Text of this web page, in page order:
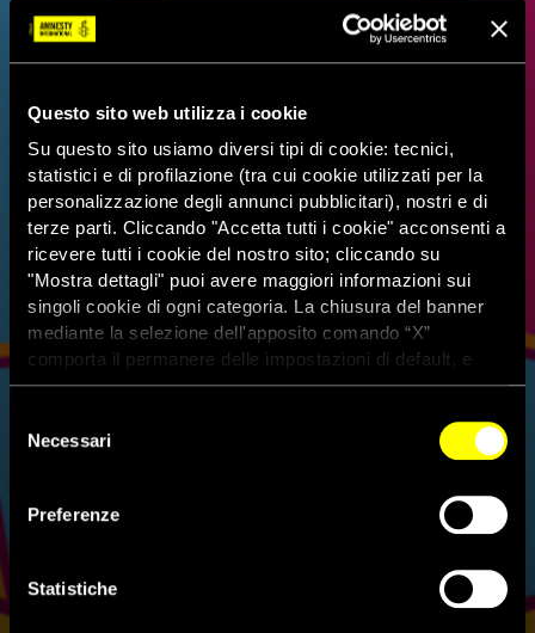
Questo sito web utilizza i cookie
Su questo sito usiamo diversi tipi di cookie: tecnici,
statistici e di profilazione (tra cui cookie utilizzati per la
personalizzazione degli annunci pubblicitari), nostri e di
terze parti. Cliccando "Accetta tutti i cookie" acconsenti a
ricevere tutti i cookie del nostro sito; cliccando su
"Mostra dettagli" puoi avere maggiori informazioni sui
singoli cookie di ogni categoria. La chiusura del banner
mediante la selezione dell'apposito comando “X”
comporta il permanere delle impostazioni di default, e
dunque la continuazione della navigazione con i cookie
dei cookie attivi sul sito clicca
delNecessari
Preferenze
Statistiche
Slovenia, il Parlamento
modifica la legislazione sullo
stupro